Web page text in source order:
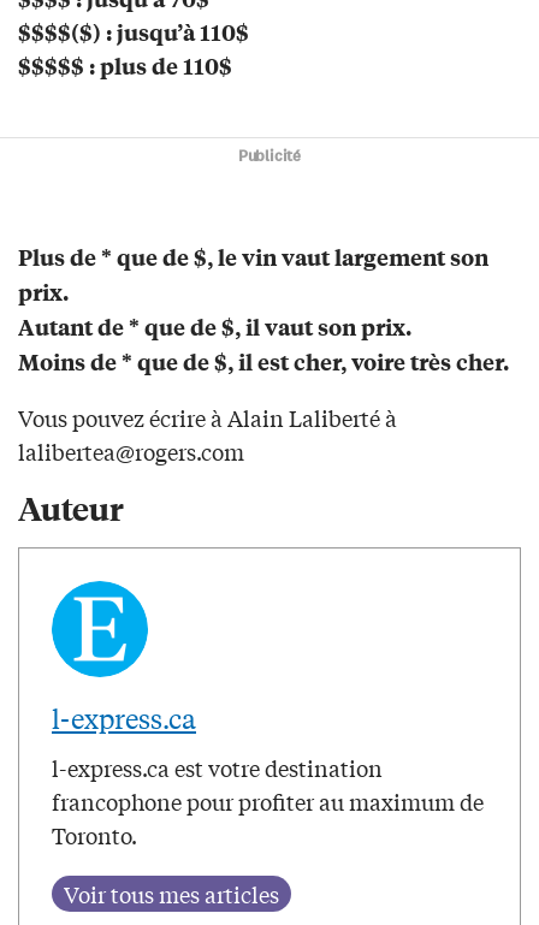
$$$$($) : jusqu’à 110$
$$$$$ : plus de 110$
Publicité
Plus de * que de $, le vin vaut largement son
prix.
Autant de * que de $, il vaut son prix.
Moins de * que de $, il est cher, voire très cher.
Vous pouvez écrire à Alain Laliberté à
lalibertea@rogers.com
Auteur
l-express.ca
l-express.ca est votre destination
francophone pour profiter au maximum de
Toronto.